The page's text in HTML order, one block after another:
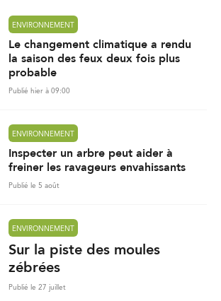
ENVIRONNEMENT
Le changement climatique a rendu
la saison des feux deux fois plus
probable
Publié hier à 09:00
ENVIRONNEMENT
Inspecter un arbre peut aider à
freiner les ravageurs envahissants
Publié le 5 août
ENVIRONNEMENT
Sur la piste des moules
zébrées
Publié le 27 juillet